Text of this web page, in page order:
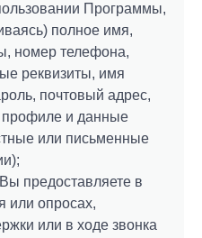
Программы,
полное имя,
номер телефона,
реквизиты, имя
почтовый адрес,
профиле и данные
или письменные
предоставляете в
или опросах,
или в ходе звонка